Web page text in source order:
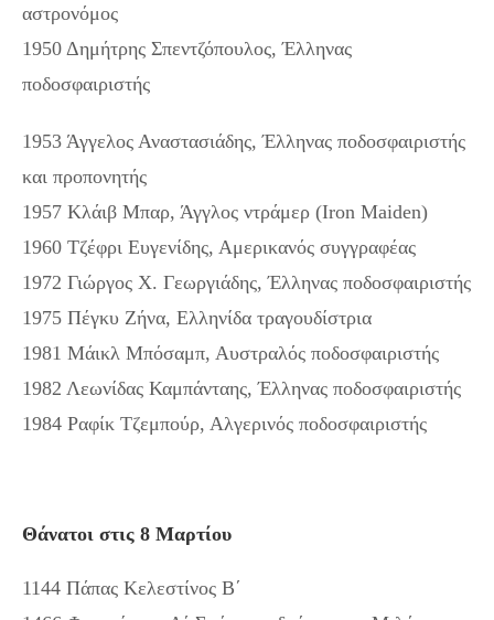
αστρονόμος
1950 Δημήτρης Σπεντζόπουλος, Έλληνας
ποδοσφαιριστής
1953 Άγγελος Αναστασιάδης, Έλληνας ποδοσφαιριστής
και προπονητής
1957 Κλάιβ Μπαρ, Άγγλος ντράμερ (Iron Maiden)
1960 Τζέφρι Ευγενίδης, Αμερικανός συγγραφέας
1972 Γιώργος Χ. Γεωργιάδης, Έλληνας ποδοσφαιριστής
1975 Πέγκυ Ζήνα, Ελληνίδα τραγουδίστρια
1981 Μάικλ Μπόσαμπ, Αυστραλός ποδοσφαιριστής
1982 Λεωνίδας Καμπάνταης, Έλληνας ποδοσφαιριστής
1984 Ραφίκ Τζεμπούρ, Αλγερινός ποδοσφαιριστής
Θάνατοι στις 8 Μαρτίου
1144 Πάπας Κελεστίνος Β΄